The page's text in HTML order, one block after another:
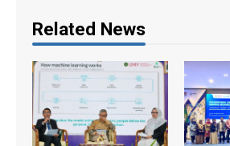
Related News